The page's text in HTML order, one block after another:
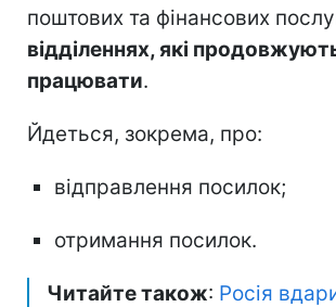
поштових та фінансових
відділеннях, які
працювати.
Йдеться, зокрема, про:
відправлення посилок;
отримання посилок.
Читайте також: Росія